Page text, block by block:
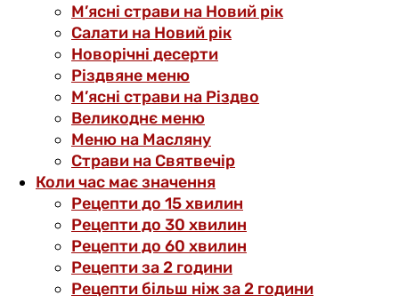
М’ясні страви на Новий рік
Салати на Новий рік
Новорічні десерти
Різдвяне меню
М’ясні страви на Різдво
Великоднє меню
Меню на Масляну
Страви на Святвечір
Коли час має значення
Рецепти до 15 хвилин
Рецепти до 30 хвилин
Рецепти до 60 хвилин
Рецепти за 2 години
Рецепти більш ніж за 2 години